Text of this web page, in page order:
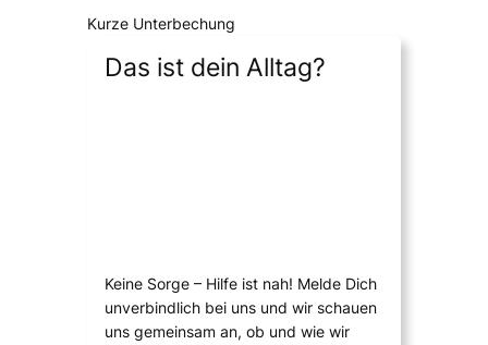
Kurze Unterbechung
Das ist dein Alltag?
Keine Sorge – Hilfe ist nah! Melde Dich
unverbindlich bei uns und wir schauen
uns gemeinsam an, ob und wie wir